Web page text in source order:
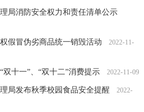
局消防安全权力和责任清单公示
假冒伪劣商品统一销毁活动 2022-11-
双十一”、“双十二”消费提示 2022-11-09
局发布秋季校园食品安全提醒 2022-